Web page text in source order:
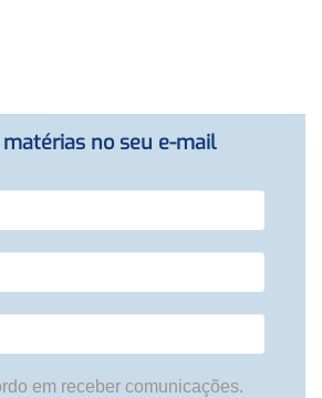
matérias no seu e-mail
em receber comunicações.